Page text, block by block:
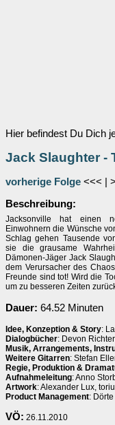
Hier befindest Du Dich
Jack Slaughter -
vorherige Folge <<< |
Beschreibung:
Jacksonville hat einen
Einwohnern die Wünsche
Schlag gehen Tausende
sie die grausame
Dämonen-Jäger Jack
dem Verursacher des
Freunde sind tot! Wird die
um zu besseren Zeiten
Dauer: 64.52 Minuten
Idee, Konzeption & Story:
Dialogbücher: Devon
Musik, Arrangements,
Weitere Gitarren: Stefan
Regie, Produktion &
Aufnahmeleitung: Anno
Artwork: Alexander Lux,
Product Management:
VÖ: 26.11.2010